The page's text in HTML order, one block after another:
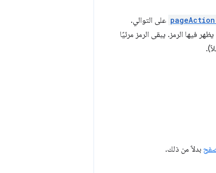
على التوالي.
فيها الرمز. يبقى الرمز مرئيًا
بدلاً من ذلك.